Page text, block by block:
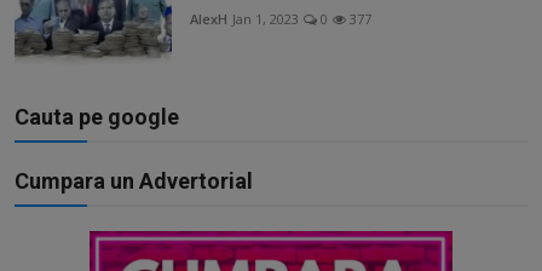
AlexH Jan 1, 2023 0 377
Cauta pe google
Cumpara un Advertorial